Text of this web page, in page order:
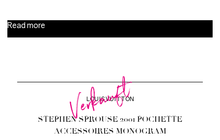
Read more
Verkauft
LOUIS VUITTON
STEPHEN SPROUSE 2001 POCHETTE
ACCESSOIRES MONOGRAM